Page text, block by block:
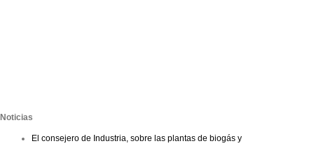
Noticias
El consejero de Industria, sobre las plantas de biogás y